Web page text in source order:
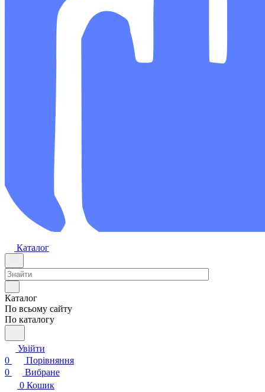
Каталог
Каталог
По всьому сайту
По каталогу
Увійти
0
Порівняння
0
Вибране
0 Кошик